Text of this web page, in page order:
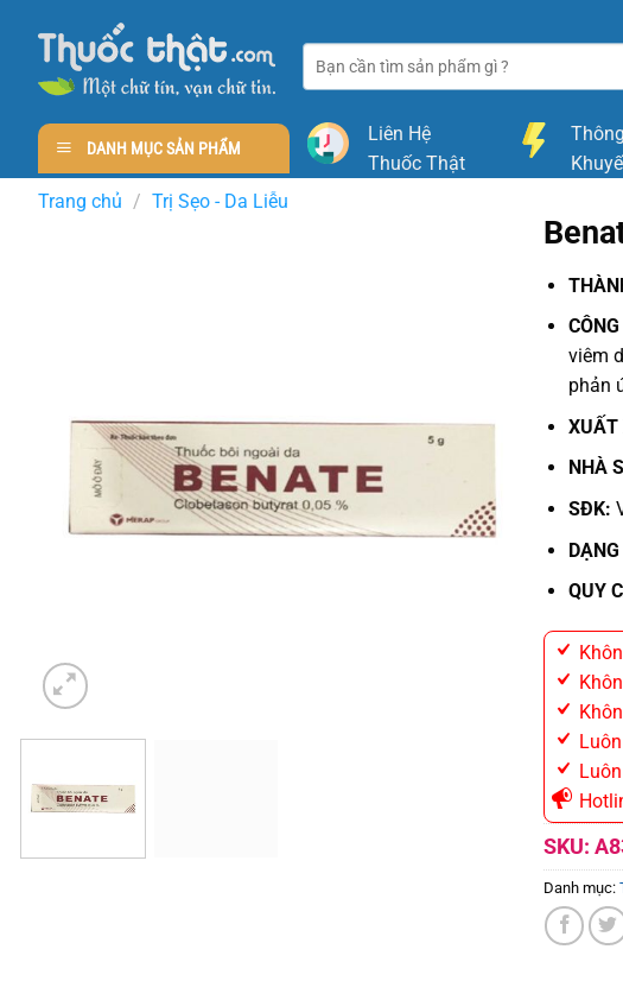
content
kiếm:
DANH MỤC SẢN PHẨM
Liên Hệ
Thuốc Thật
Trang chủ / Trị Sẹo - Da Liễu
viêm
phản
XUẤT
NHÀ
SĐK:
QUY
SKU:
Danh mục: